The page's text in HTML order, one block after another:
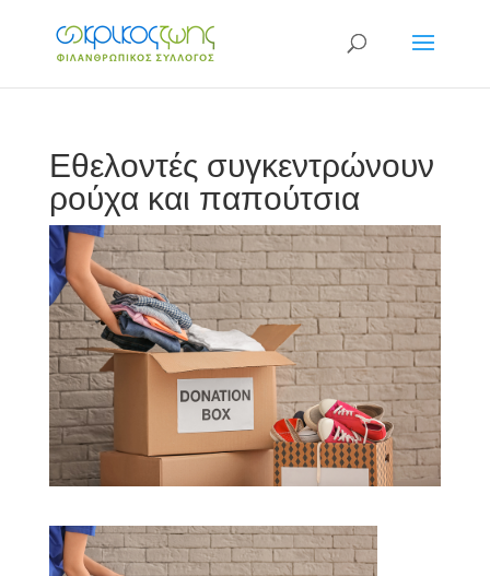
Εθελοντές συγκεντρώνουν
ρούχα και παπούτσια